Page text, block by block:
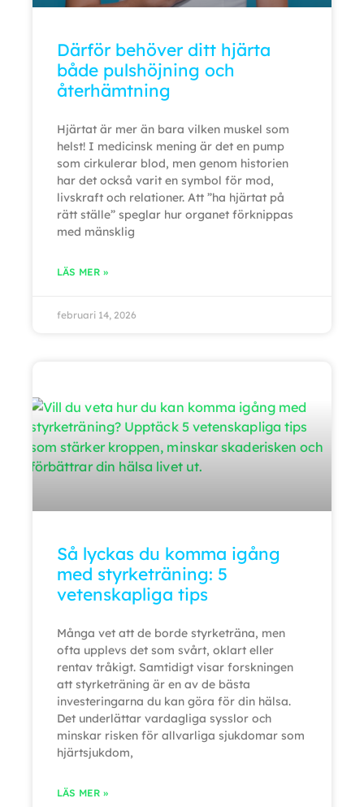
Därför behöver ditt hjärta
både pulshöjning och
återhämtning
Hjärtat är mer än bara vilken muskel som
helst! I medicinsk mening är det en pump
som cirkulerar blod, men genom historien
har det också varit en symbol för mod,
livskraft och relationer. Att ”ha hjärtat på
rätt ställe” speglar hur organet förknippas
med mänsklig
LÄS MER »
februari 14, 2026
Så lyckas du komma igång
med styrketräning: 5
vetenskapliga tips
Många vet att de borde styrketräna, men
ofta upplevs det som svårt, oklart eller
rentav tråkigt. Samtidigt visar forskningen
att styrketräning är en av de bästa
investeringarna du kan göra för din hälsa.
Det underlättar vardagliga sysslor och
minskar risken för allvarliga sjukdomar som
hjärtsjukdom,
LÄS MER »